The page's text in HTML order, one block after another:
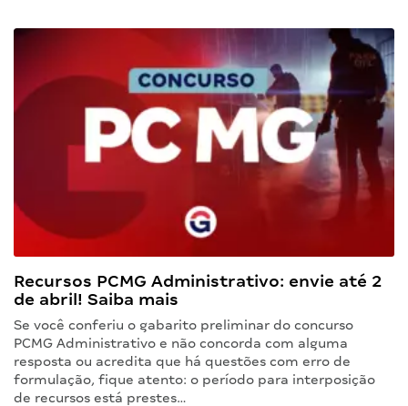
Recursos PCMG Administrativo: envie até 2
de abril! Saiba mais
Se você conferiu o gabarito preliminar do concurso
PCMG Administrativo e não concorda com alguma
resposta ou acredita que há questões com erro de
formulação, fique atento: o período para interposição
de recursos está prestes…